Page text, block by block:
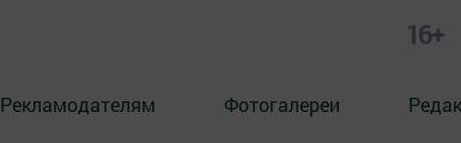
16+
Рекламодателям Фотогалереи